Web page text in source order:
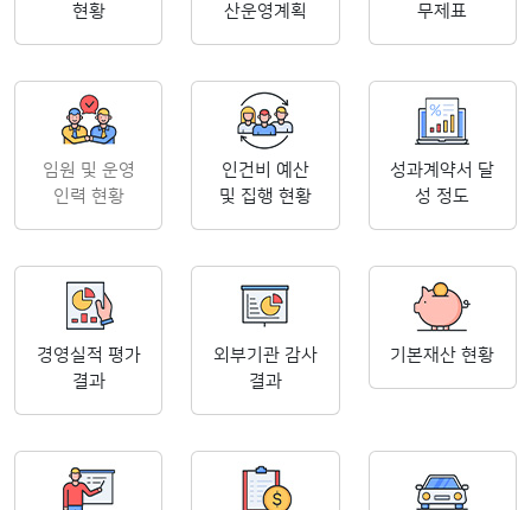
현황
산운영계획
무제표
임원 및 운영
인력 현황
인건비 예산
및 집행 현황
성과계약서 달
성 정도
경영실적 평가
결과
외부기관 감사
결과
기본재산 현황